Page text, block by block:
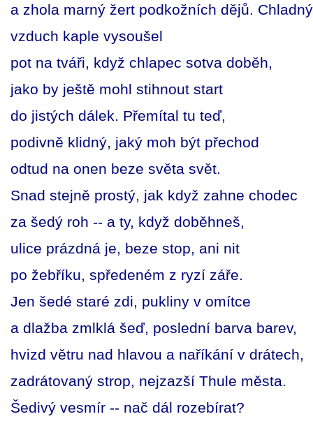
a zhola marný žert podkožních dějů. Chladný
vzduch kaple vysoušel
pot na tváři, když chlapec sotva doběh,
jako by ještě mohl stihnout start
do jistých dálek. Přemítal tu teď,
podivně klidný, jaký moh být přechod
odtud na onen beze světa svět.
Snad stejně prostý, jak když zahne chodec
za šedý roh -- a ty, když doběhneš,
ulice prázdná je, beze stop, ani nit
po žebříku, spředeném z ryzí záře.
Jen šedé staré zdi, pukliny v omítce
a dlažba zmlklá šeď, poslední barva barev,
hvizd větru nad hlavou a naříkání v drátech,
zadrátovaný strop, nejzazší Thule města.
Šedivý vesmír -- nač dál rozebírat?